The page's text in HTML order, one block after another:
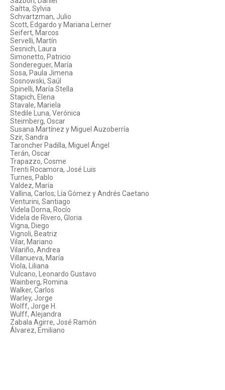
Saítta, Sylvia
Schvartzman, Julio
Scott, Edgardo y Mariana Lerner
Seifert, Marcos
Servelli, Martín
Sesnich, Laura
Simonetto, Patricio
Sondereguer, María
Sosa, Paula Jimena
Sosnowski, Saúl
Spinelli, María Stella
Stapich, Elena
Stavale, Mariela
Stedile Luna, Verónica
Steimberg, Oscar
Susana Martínez y Miguel Auzoberría
Szir, Sandra
Taroncher Padilla, Miguel Ángel
Terán, Oscar
Trapazzo, Cosme
Trenti Rocamora, José Luis
Turnes, Pablo
Valdez, María
Vallina, Carlos; Lía Gómez y Andrés Caetano
Venturini, Santiago
Videla Dorna, Rocío
Videla de Rivero, Gloria
Vigna, Diego
Vignoli, Beatriz
Vilar, Mariano
Vilariño, Andrea
Villanueva, María
Viola, Liliana
Vulcano, Leonardo Gustavo
Wainberg, Romina
Walker, Carlos
Warley, Jorge
Wolff, Jorge H.
Wulff, Alejandra
Zabala Agirre, José Ramón
Álvarez, Emiliano